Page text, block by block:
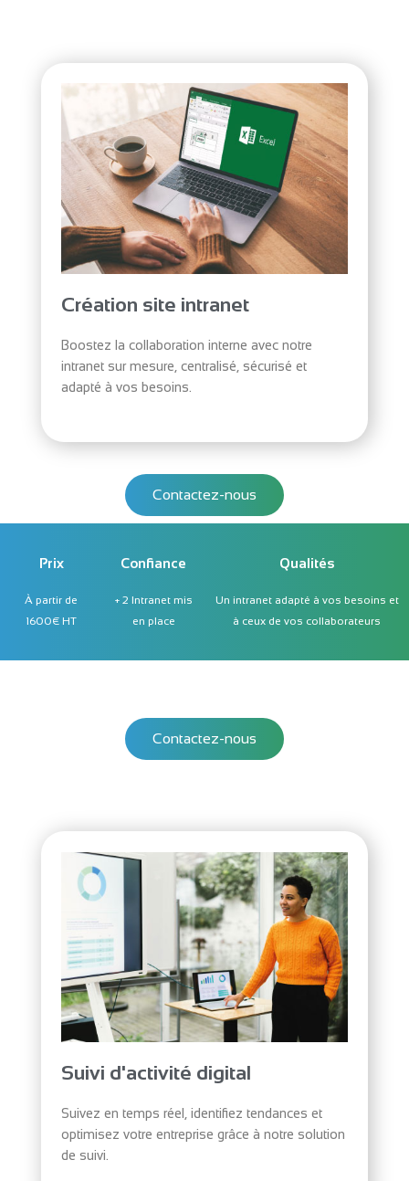
Contactez-nous
Création site intranet
Boostez la collaboration interne avec notre
intranet sur mesure, centralisé, sécurisé et
adapté à vos besoins.
Prix
À partir de
1600€ HT
Confiance
+ 2 Intranet mis
en place
Qualités
Un intranet adapté à vos besoins et
à ceux de vos collaborateurs
Suivi d'activité digital
Suivez en temps réel, identifiez tendances et
optimisez votre entreprise grâce à notre solution
de suivi.
Contactez-nous